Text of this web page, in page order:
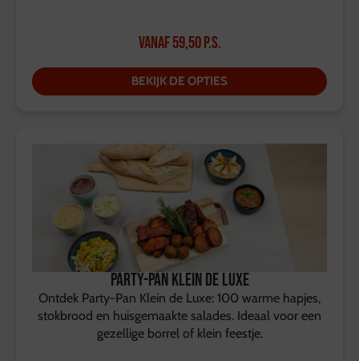
Vanaf59,50p.s.
BEKIJK DE OPTIES
Party-Pan Klein de Luxe
Ontdek Party-Pan Klein de Luxe: 100 warme hapjes,
stokbrood en huisgemaakte salades. Ideaal voor een
gezellige borrel of klein feestje.